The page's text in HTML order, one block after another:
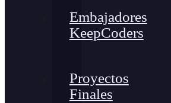
Embajadores
KeepCoders
Proyectos
Finales